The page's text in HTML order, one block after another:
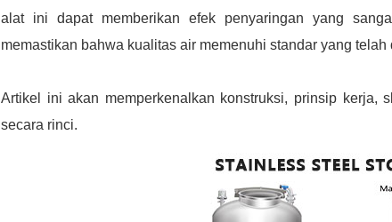
alat ini dapat memberikan efek penyaringan yang
memastikan bahwa kualitas air memenuhi standar yang telah
Artikel ini akan memperkenalkan konstruksi, prinsip kerja,
secara rinci.